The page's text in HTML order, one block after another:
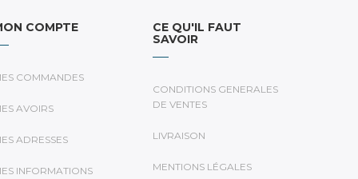
COMPTE
COMMANDES
AVOIRS
ADRESSES
INFORMATIONS
CE QU'IL FAUT
SAVOIR
CONDITIONS GENERALES
DE VENTES
LIVRAISON
MENTIONS LÉGALES